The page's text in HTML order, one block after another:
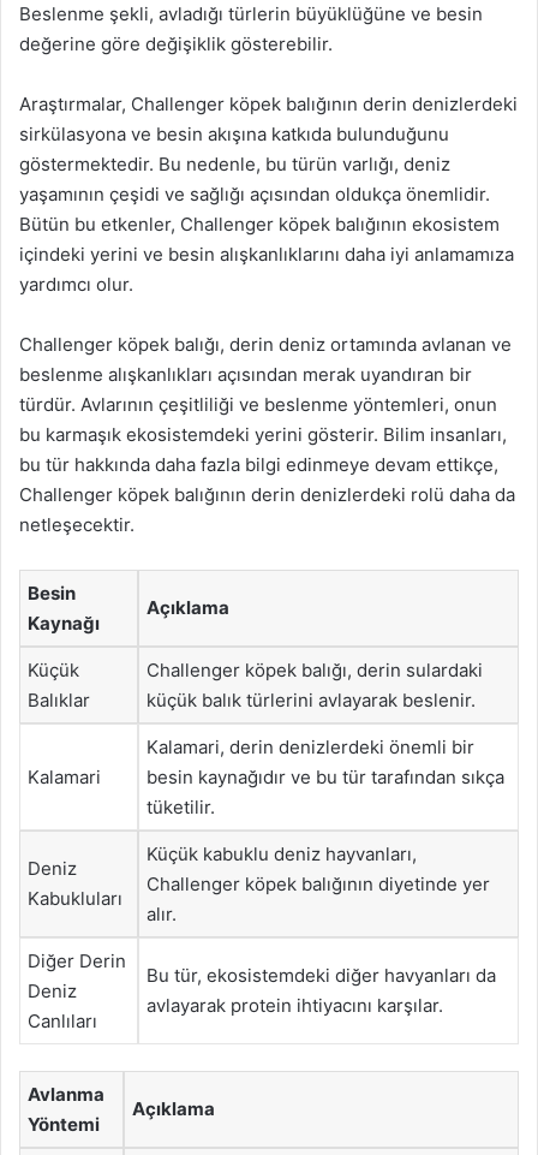
Beslenme şekli, avladığı türlerin büyüklüğüne ve besin
değerine göre değişiklik gösterebilir.
Araştırmalar, Challenger köpek balığının derin denizlerdeki
sirkülasyona ve besin akışına katkıda bulunduğunu
göstermektedir. Bu nedenle, bu türün varlığı, deniz
yaşamının çeşidi ve sağlığı açısından oldukça önemlidir.
Bütün bu etkenler, Challenger köpek balığının ekosistem
içindeki yerini ve besin alışkanlıklarını daha iyi anlamamıza
yardımcı olur.
Challenger köpek balığı, derin deniz ortamında avlanan ve
beslenme alışkanlıkları açısından merak uyandıran bir
türdür. Avlarının çeşitliliği ve beslenme yöntemleri, onun
bu karmaşık ekosistemdeki yerini gösterir. Bilim insanları,
bu tür hakkında daha fazla bilgi edinmeye devam ettikçe,
Challenger köpek balığının derin denizlerdeki rolü daha da
netleşecektir.
Besin
Kaynağı
Açıklama
Küçük
Balıklar
Challenger köpek balığı, derin sulardaki
küçük balık türlerini avlayarak beslenir.
Kalamari
Kalamari, derin denizlerdeki önemli bir
besin kaynağıdır ve bu tür tarafından sıkça
tüketilir.
Deniz
Kabukluları
Küçük kabuklu deniz hayvanları,
Challenger köpek balığının diyetinde yer
alır.
Diğer Derin
Deniz
Canlıları
Bu tür, ekosistemdeki diğer havyanları da
avlayarak protein ihtiyacını karşılar.
Avlanma
Yöntemi
Açıklama